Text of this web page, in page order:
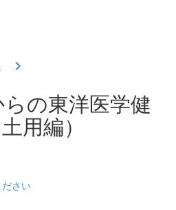
の東洋医学健
用編）
さい